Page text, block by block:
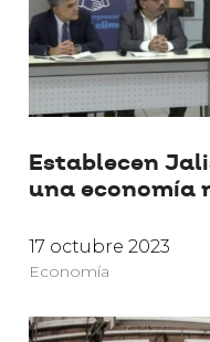
Establecen
una economía
17 octubre 2023
Economía